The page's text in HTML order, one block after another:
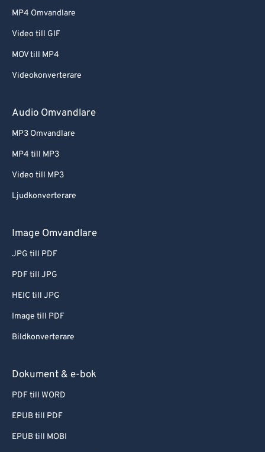
MP4 Omvandlare
Video till GIF
MOV till MP4
Videokonverterare
Audio Omvandlare
MP3 Omvandlare
MP4 till MP3
Video till MP3
Ljudkonverterare
Image Omvandlare
JPG till PDF
PDF till JPG
HEIC till JPG
Image till PDF
Bildkonverterare
Dokument & e-bok
PDF till WORD
EPUB till PDF
EPUB till MOBI